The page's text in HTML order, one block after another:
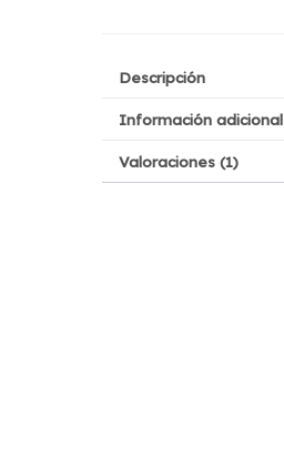
Descripción
Información adicional
Valoraciones (1)